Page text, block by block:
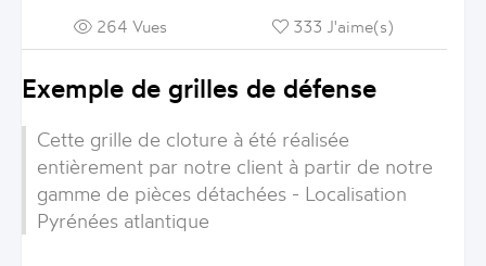
264 Vues 333 J'aime(s)
Exemple de grilles de défense
Cette grille de cloture à été réalisée
entièrement par notre client à partir de notre
gamme de pièces détachées - Localisation
Pyrénées atlantique